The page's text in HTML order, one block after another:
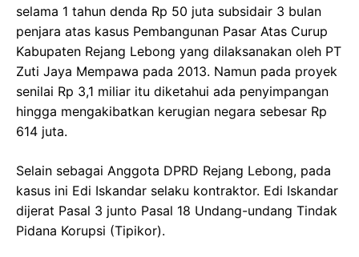
selama 1 tahun denda Rp 50 juta subsidair 3 bulan
penjara atas kasus Pembangunan Pasar Atas Curup
Kabupaten Rejang Lebong yang dilaksanakan oleh PT
Zuti Jaya Mempawa pada 2013. Namun pada proyek
senilai Rp 3,1 miliar itu diketahui ada penyimpangan
hingga mengakibatkan kerugian negara sebesar Rp
614 juta.
Selain sebagai Anggota DPRD Rejang Lebong, pada
kasus ini Edi Iskandar selaku kontraktor. Edi Iskandar
dijerat Pasal 3 junto Pasal 18 Undang-undang Tindak
Pidana Korupsi (Tipikor).